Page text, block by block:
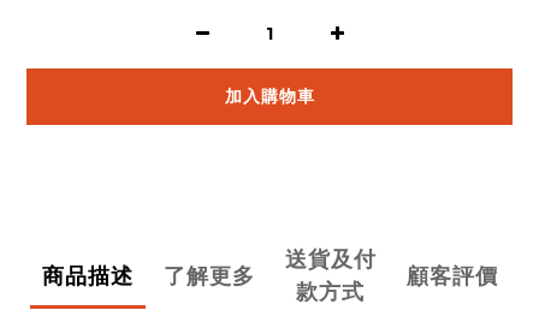
加入購物車
商品描述 了解更多
送貨及付
款方式
顧客評價